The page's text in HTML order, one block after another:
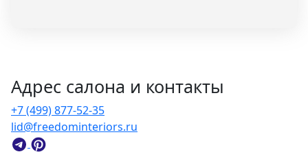
Адрес салона и контакты
+7 (499) 877-52-35
lid@freedominteriors.ru